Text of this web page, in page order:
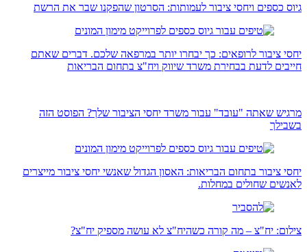
גיוס כספים ויחסי ציבור לעמותות: הסרטון שהפקנו שבר את הרשת
יחסי ציבור לרופאים: כך יבחרו יותר במרפאה שלכם. דברים שאתם
חייבים לדעת בבחירת משרד שיווק ויח"צ בתחום הבריאות
מרגיש שאתה "עובד" עבור משרד יחסי הציבור שלך? הפוסט הזה
בשבילך
יחסי ציבור בתחום הבריאות: האסון הגדול שאנשי יחסי ציבור מייצרים
לאנשים שחולים במחלות.
צילום: יח"צ – מה קורה כשהיח"צ לא עושה מספיק יח"צ?